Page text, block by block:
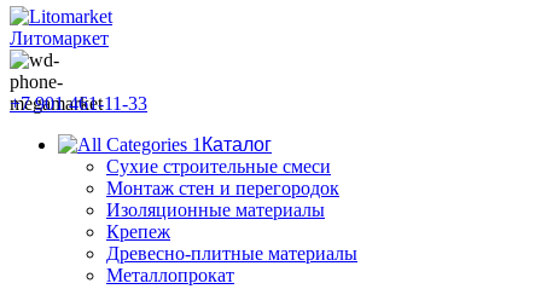
+7 901 461-11-33
Каталог
Сухие строительные смеси
Монтаж стен и перегородок
Изоляционные материалы
Крепеж
Древесно-плитные материалы
Металлопрокат